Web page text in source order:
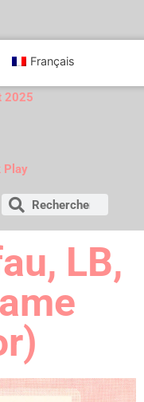
2025
Play
LB,
Français